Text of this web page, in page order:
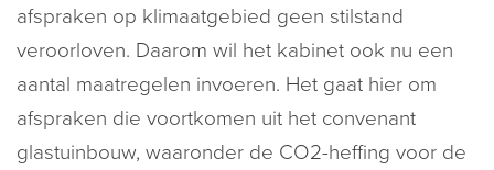
afspraken op klimaatgebied geen stilstand
veroorloven. Daarom wil het kabinet ook nu een
aantal maatregelen invoeren. Het gaat hier om
afspraken die voortkomen uit het convenant
glastuinbouw, waaronder de CO2-heffing voor de